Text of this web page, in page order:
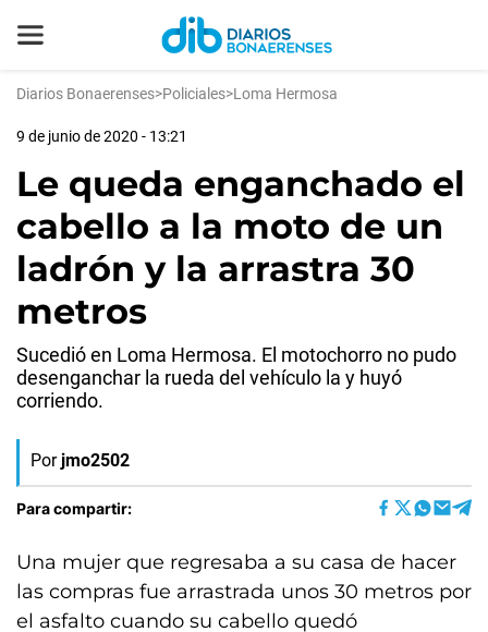
Diarios Bonaerenses>Policiales>Loma Hermosa
9 de junio de 2020 - 13:21
Le queda enganchado el
cabello a la moto de un
ladrón y la arrastra 30
metros
Sucedió en Loma Hermosa. El motochorro no pudo
desenganchar la rueda del vehículo la y huyó
corriendo.
Por jmo2502
Para compartir:
Una mujer que regresaba a su casa de hacer
las compras fue arrastrada unos 30 metros por
el asfalto cuando su cabello quedó